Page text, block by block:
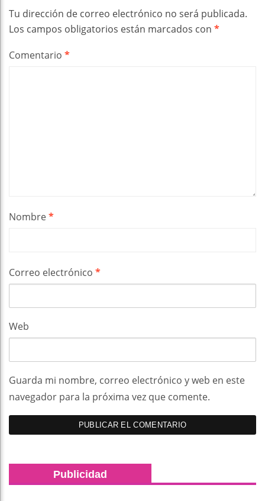
Tu dirección de correo electrónico no será publicada.
Los campos obligatorios están marcados con *
Comentario *
Nombre*
Correo electrónico *
Web
Guarda mi nombre, correo electrónico y web en este
navegador para la próxima vez que comente.
Publicidad